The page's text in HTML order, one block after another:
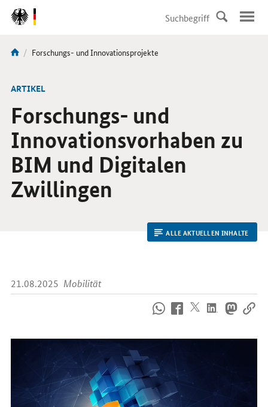
DirektZu:
Navigation
Sie
hier:
Aktuelle
Forschungs- und Innovationsprojekte
ARTIKEL
Forschungs- und
Innovationsvorhaben zu
BIM und Digitalen
Zwillingen
ALLE AKTUELLEN INHALTE
21.08.2025 Mobilität
uns